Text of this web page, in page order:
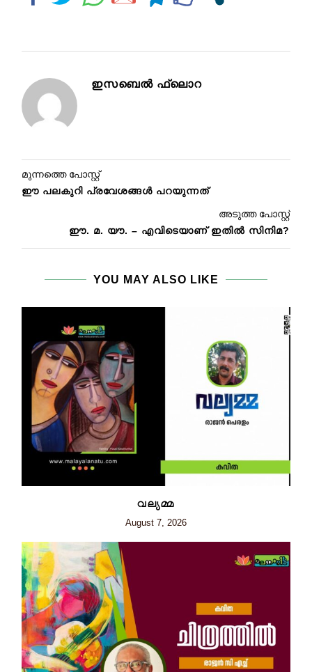
ഇസബെൽ ഫ്ലൊറ
മുന്നത്തെ പോസ്റ്റ്
ഈ പലകുറി പ്രവേശങ്ങള്‍ പറയുന്നത്
അടുത്ത പോസ്റ്റ്
ഈ. മ. യൗ. – എവിടെയാണ് ഇതിൽ സിനിമ?
YOU MAY ALSO LIKE
വല്യമ്മ
August 7, 2026